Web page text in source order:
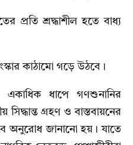
প্রতি শ্রদ্ধাশীল হতে বাধ্য
কাঠামো গড়ে উঠবে।
ধাপে গণশুনানির
গ্রহণ ও বাস্তবায়নের
অনুরোধ জানানো হয়। যাতে